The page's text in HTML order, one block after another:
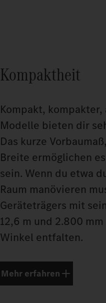
Kompaktheit
Kompakt,
Modelle bieten dir
Das kurze
Breite ermöglichen
sein. Wenn du etwa
Raum manövieren
Geräteträgers mit
12,6 m und 2.800
Winkel entfalten.
Mehr erfahren